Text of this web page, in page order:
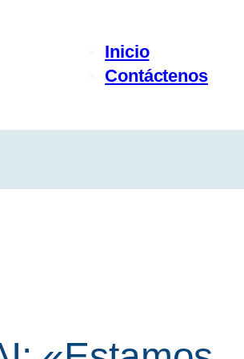
Inicio
Contáctenos